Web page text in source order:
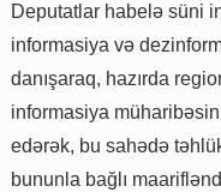
Deputatlar habelə süni
informasiya və
danışaraq, hazırda
informasiya
edərək, bu sahədə
bununla bağlı